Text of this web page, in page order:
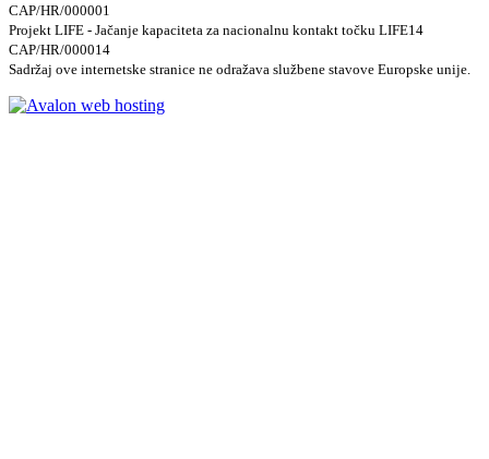
CAP/HR/000001
Projekt LIFE - Jačanje kapaciteta za nacionalnu kontakt točku LIFE14
CAP/HR/000014
Sadržaj ove internetske stranice ne odražava službene stavove Europske unije.